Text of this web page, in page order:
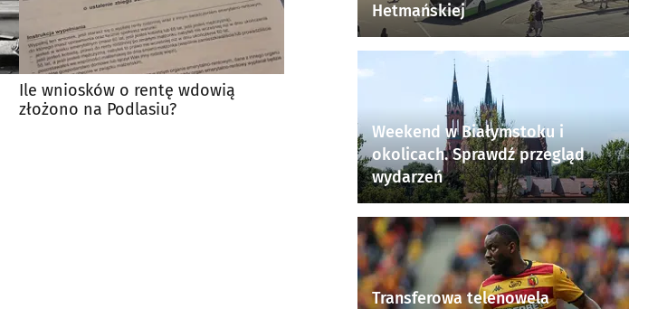
Ile wniosków o rentę wdowią
złożono na Podlasiu?
Hetmańskiej
Weekend w Białymstoku i
okolicach. Sprawdź przegląd
wydarzeń
Transferowa telenowela